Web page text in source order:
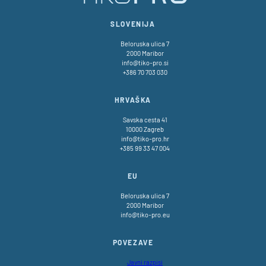
SLOVENIJA
Beloruska ulica 7
2000 Maribor
info@tiko-pro.si
+386 70 703 030
HRVAŠKA
Savska cesta 41
10000 Zagreb
info@tiko-pro.hr
+385 99 33 47 004
EU
Beloruska ulica 7
2000 Maribor
info@tiko-pro.eu
POVEZAVE
Javni razpisi